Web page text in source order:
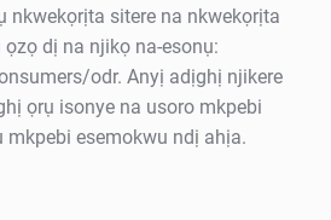
nkwekọrịta sitere na nkwekọrịta
dị na njikọ na-esonụ:
odr. Anyị adịghị njikere
ọrụ isonye na usoro mkpebi
mkpebi esemokwu ndị ahịa.